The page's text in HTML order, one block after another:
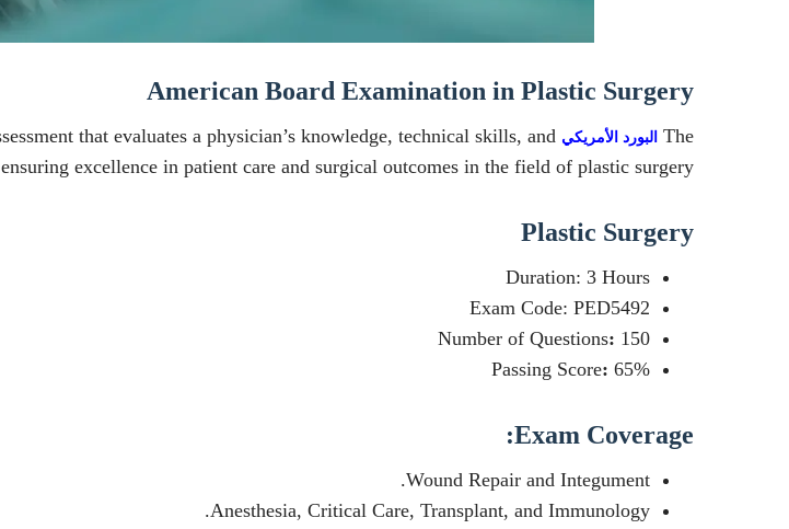
American Board Examination in Plastic Surgery
The البورد الأمريكي that evaluates a physician’s knowledge, technical skills, and
excellence in patient care and surgical outcomes in the field of plastic surgery.
Plastic Surgery
Duration: 3 Hours
Exam Code: PED5492
Number of Questions: 150
Passing Score: 65%
Exam Coverage:
Wound Repair and Integument.
Anesthesia, Critical Care, Transplant, and Immunology.